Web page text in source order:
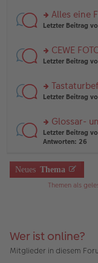
B
ei
tr
g
g
el
es
n
er
tr
a
rs
u
n
es
e
B
ei
tr
g
Alles eine
Letzter Beitrag
rs
u
n
es
e
n
B
ei
tr
CEWE
Letzter Beitrag
rs
u
n
g
es
e
n
g
Letzter Beitrag
rs
te
n
g
ei
tr
Glossar-
Letzter Beitrag
Antworten: 26
Neues Thema
Themen als
Wer ist online?
Mitglieder in diesem